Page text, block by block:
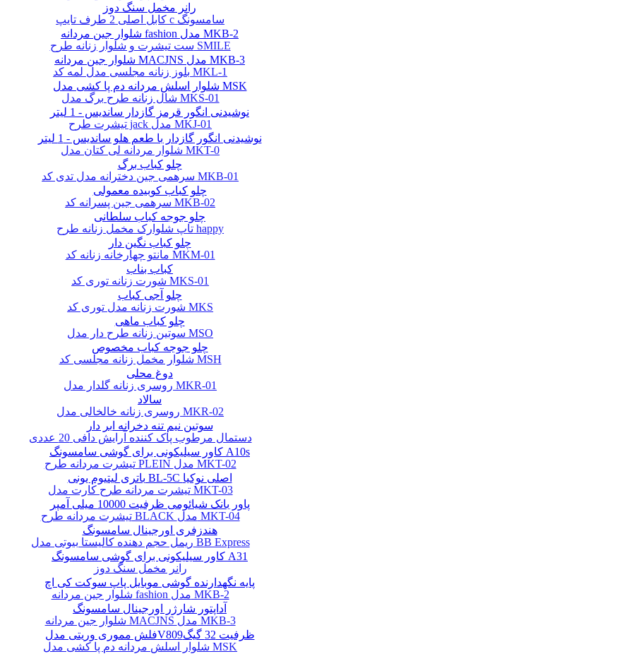
کابل اصلی 2 طرف تایپ c سامسونگ
ست تیشرت و شلوار زنانه طرح SMILE
بلوز زنانه مجلسی مدل لمه کد MKL-1
شال زنانه طرح برگ مدل MKS-01
تیشرت طرح jack مدل MKJ-01
شلوار مردانه لی کتان مدل MKT-0
سرهمی جین دخترانه مدل تدی کد MKB-01
سرهمی جین پسرانه کد MKB-02
تاپ شلوارک مخمل زنانه طرح happy
مانتو چهارخانه زنانه کد MKM-01
شورت زنانه توری کد MKS-01
شورت زنانه مدل توری کد MKS
سوتین زنانه طرح دار مدل MSO
شلوار مخمل زنانه مجلسی کد MSH
روسری زنانه گلدار مدل MKR-01
روسری زنانه خالخالی مدل MKR-02
دستمال مرطوب پاک کننده آرایش دافی 20 عددی
تیشرت مردانه طرح PLEIN مدل MKT-02
تیشرت مردانه طرح کارت مدل MKT-03
تیشرت مردانه طرح BLACK مدل MKT-04
ریمل حجم دهنده کالیستا بیوتی مدل BB Express
رانر مخمل سنگ دوز
شلوار جین مردانه fashion مدل MKB-2
شلوار جین مردانه MACJNS مدل MKB-3
شلوار اسلش مردانه دم پا کشی مدل MSK
رانر مخمل سنگ دوز
شلوار جین مردانه fashion مدل MKB-2
شلوار جین مردانه MACJNS مدل MKB-3
شلوار اسلش مردانه دم پا کشی مدل MSK
نوشیدنی انگور قرمز گازدار ساندیس - 1 لیتر
نوشیدنی انگور گازدار با طعم هلو ساندیس - 1 لیتر
چلو کباب برگ
چلو کباب کوبیده معمولی
چلو جوجه کباب سلطانی
چلو کباب نگین دار
کباب بناب
چلو آجی کباب
چلو کباب ماهی
چلو جوجه کباب مخصوص
دوغ محلی
سالاد
سوتین نیم تنه دخرانه ابر دار
کاور سیلیکونی برای گوشی سامسونگ A10s
باتری لیتیوم یونی BL-5C اصلی نوکیا
پاور بانک شیائومی ظرفیت 10000 میلی آمپر
هندزفری اورجینال سامسونگ
کاور سیلیکونی برای گوشی سامسونگ A31
پایه نگهدارنده گوشی موبایل پاپ سوکت کی اچ
آداپتور شارژر اورجینال سامسونگ
فلش مموری وریتی مدلV809ظرفیت 32 گیگ